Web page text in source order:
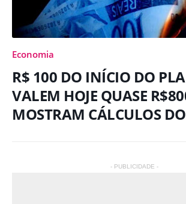
Economia
R$ 100 DO INÍCIO DO
VALEM HOJE QUASE
MOSTRAM CÁLCULOS
- PUBLICIDADE -